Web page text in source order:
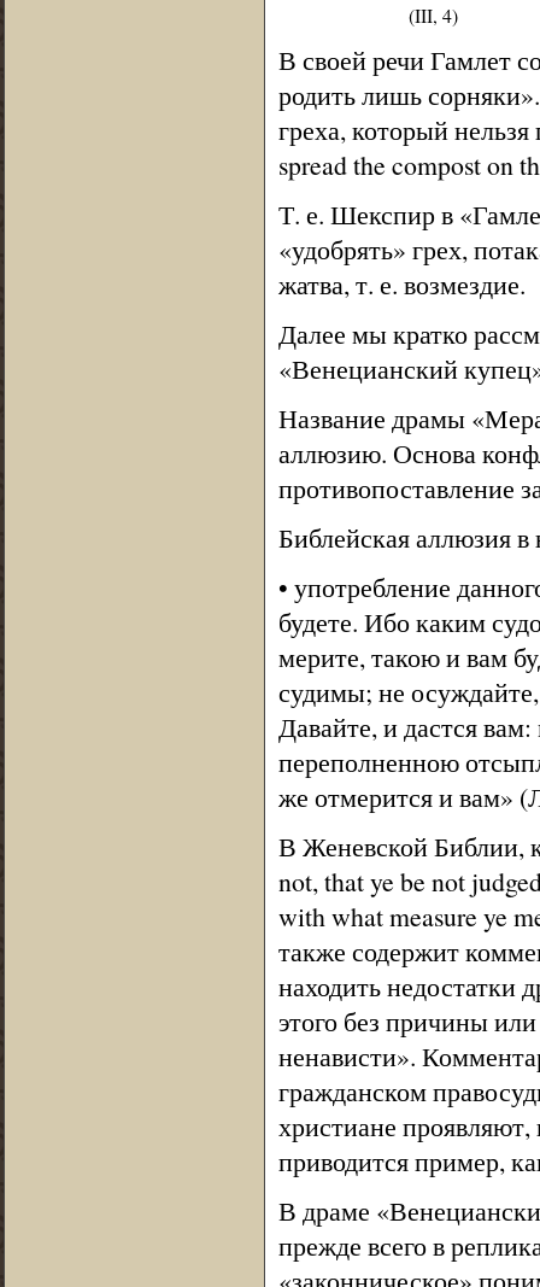
(III, 4)
В своей речи Гамлет
родить лишь
греха, который
spread the compost on
Т. е. Шекспир в
«удобрять» грех,
жатва, т. е. возмездие.
Далее мы кратко
«Венецианский
Название драмы
аллюзию. Основа
противопоставление
Библейская аллюзия в
• употребление
будете. Ибо каким
мерите, такою и вам
судимы; не
Давайте, и дастся
переполненною
же отмерится и вам»
В Женевской Библии,
not, that ye be not
with what measure ye
также содержит
находить недостатки
этого без причины
ненависти».
гражданском
христиане
приводится пример,
В драме
прежде всего в
«законническое»